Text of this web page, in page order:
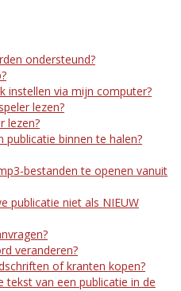
ondersteund?
instellen via mijn computer?
lezen?
lezen?
binnen te halen?
bestanden te openen vanuit
publicatie niet als NIEUW
veranderen?
of kranten kopen?
tekst van een publicatie in de